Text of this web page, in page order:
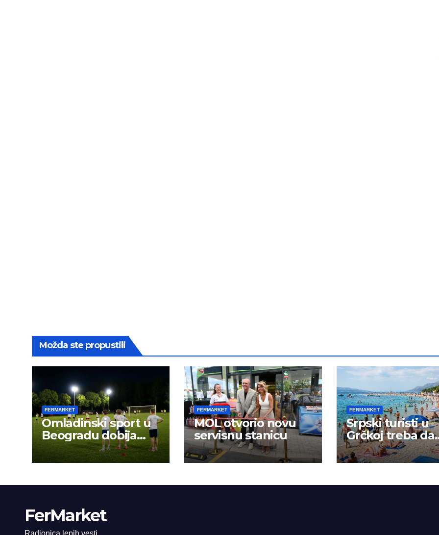
Možda ste propustili
FERMARKET
Omladinski sport u
Beogradu dobija
novu energiju:
FERMARKET
MOL otvorio novu
servisnu stanicu
FERMARKET
Srpski turisti u
Grčkoj treba da
budu na oprezu
FerMarket
Radionica lepih vesti